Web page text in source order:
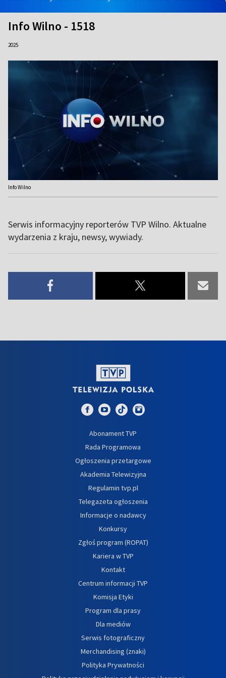
Info Wilno - 1518
2025
Info Wilno
Serwis informacyjny reporterów TVP Wilno. Aktualne
wydarzenia z kraju, newsy, wywiady.
Abonament TVP
Rada Programowa
Ogłoszenia przetargowe
Akademia Telewizyjna
Regulamin tvp.pl
Telegazeta ogłoszenia
Informacje o nadawcy
Konkursy
Zgłoś program (ROPAT)
Kariera w TVP
Kontakt
Centrum informacji TVP
Komisja Etyki
Program dla prasy
Dla mediów
Serwis fotograficzny
Merchandising (znaki)
Polityka Prywatności